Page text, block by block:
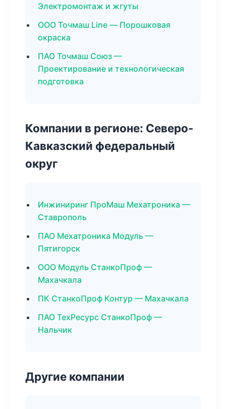
Электромонтаж и жгуты
ООО Точмаш Line — Порошковая
окраска
ПАО Точмаш Союз —
Проектирование и технологическая
подготовка
Компании в регионе: Северо-
Кавказский федеральный
округ
Инжиниринг ПроМаш Мехатроника —
Ставрополь
ПАО Мехатроника Модуль —
Пятигорск
ООО Модуль СтанкоПроф —
Махачкала
ПК СтанкоПроф Контур — Махачкала
ПАО ТехРесурс СтанкоПроф —
Нальчик
Другие компании